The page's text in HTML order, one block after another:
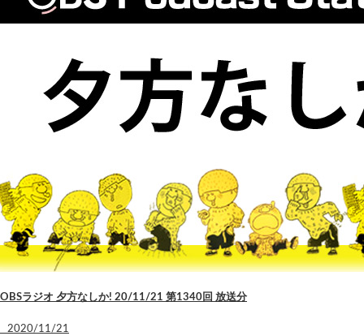
OBSラジオ 夕方なしか! 20/11/21 第1340回 放送分
2020/11/21